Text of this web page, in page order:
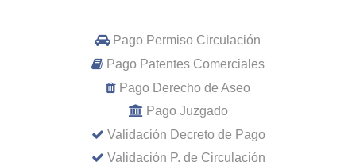
Pago Permiso Circulación
Pago Patentes Comerciales
Pago Derecho de Aseo
Pago Juzgado
Validación Decreto de Pago
Validación P. de Circulación